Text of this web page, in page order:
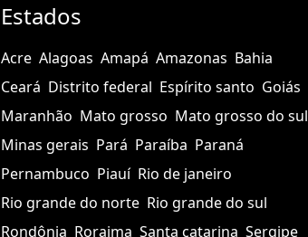
Estados
Acre Alagoas Amapá Amazonas Bahia
Ceará Distrito federal Espírito santo Goiás
Maranhão Mato grosso Mato grosso do sul
Minas gerais Pará Paraíba Paraná
Pernambuco Piauí Rio de janeiro
Rio grande do norte Rio grande do sul
Rondônia Roraima Santa catarina Sergipe